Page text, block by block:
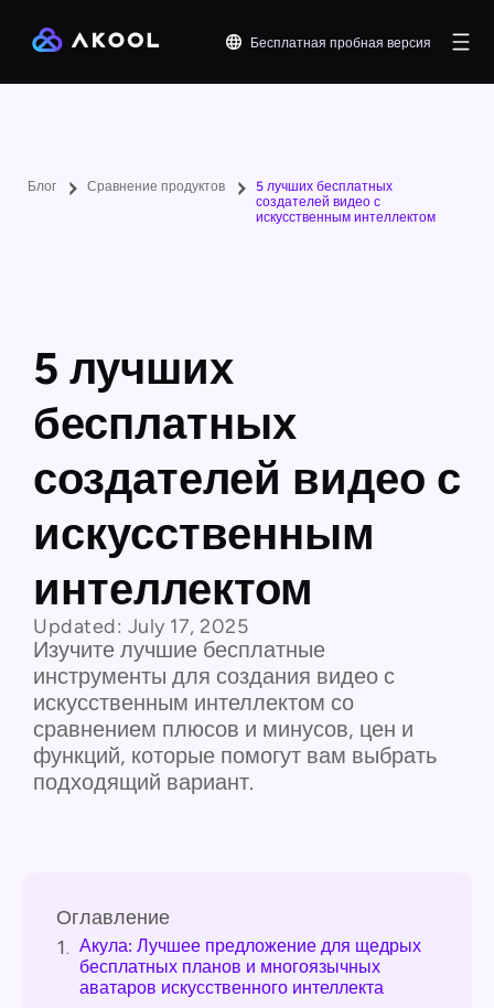
Бесплатная пробная версия
Блог Сравнение продуктов
5 лучших бесплатных
создателей видео с
искусственным интеллектом
5 лучших
бесплатных
создателей видео с
искусственным
интеллектом
Updated: July 17, 2025
Изучите лучшие бесплатные
инструменты для создания видео с
искусственным интеллектом со
сравнением плюсов и минусов, цен и
функций, которые помогут вам выбрать
подходящий вариант.
Оглавление
1. Акула: Лучшее предложение для щедрых
бесплатных планов и многоязычных
аватаров искусственного интеллекта